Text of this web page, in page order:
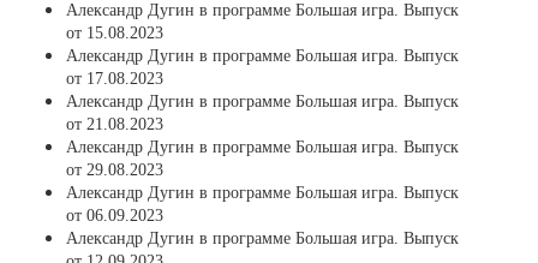
Александр Дугин в программе Большая игра. Выпуск
от 15.08.2023
Александр Дугин в программе Большая игра. Выпуск
от 17.08.2023
Александр Дугин в программе Большая игра. Выпуск
от 21.08.2023
Александр Дугин в программе Большая игра. Выпуск
от 29.08.2023
Александр Дугин в программе Большая игра. Выпуск
от 06.09.2023
Александр Дугин в программе Большая игра. Выпуск